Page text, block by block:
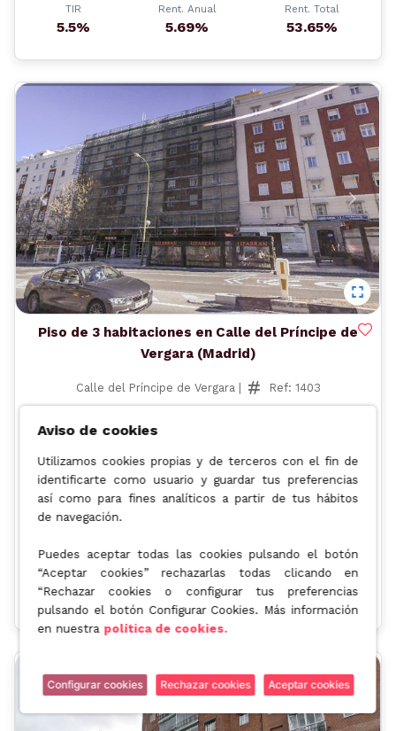
TIR
5.5%
Rent. Anual
5.69%
Rent. Total
53.65%
Anterior
Piso de 3 habitaciones en Calle del Príncipe de
Vergara (Madrid)
Calle del Príncipe de Vergara | Ref: 1403
650.000€
Valor de mercado: 760.000€
Venta de la nuda propiedad
TIR
3.5%
Rent. Anual
3.67%
Rent. Total
11.5%
Aviso de cookies
Utilizamos cookies propias y de terceros con el fin de
identificarte como usuario y guardar tus preferencias
así como para fines analíticos a partir de tus hábitos
de navegación.
Puedes aceptar todas las cookies pulsando el botón
“Aceptar cookies” rechazarlas todas clicando en
“Rechazar cookies o configurar tus preferencias
pulsando el botón Configurar Cookies. Más información
en nuestra política de cookies.
Configurar cookies Rechazar cookies Aceptar cookies